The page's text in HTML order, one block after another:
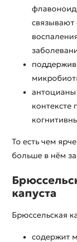
связывают
антоцианы
контексте
То есть чем
больше в нём
капуста
Брюссельская
содержит